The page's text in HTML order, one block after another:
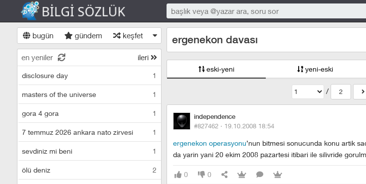
bugün gündem keşfet
en yeniler ileri
disclosure day 1
masters of the universe 1
gora 4 gora 1
7 temmuz 2026 ankara nato zirvesi 1
sevdiniz mi beni 1
ölü deniz 2
ergenekon davası
eski-yeni yeni-eski
/ 2
independence
#827462 · 19.10.2008 18:54
ergenekon operasyonu’nun bitmesi sonucunda konu artik
da yarin yani 20 ekim 2008 pazartesi itibari ile silivride
0 0